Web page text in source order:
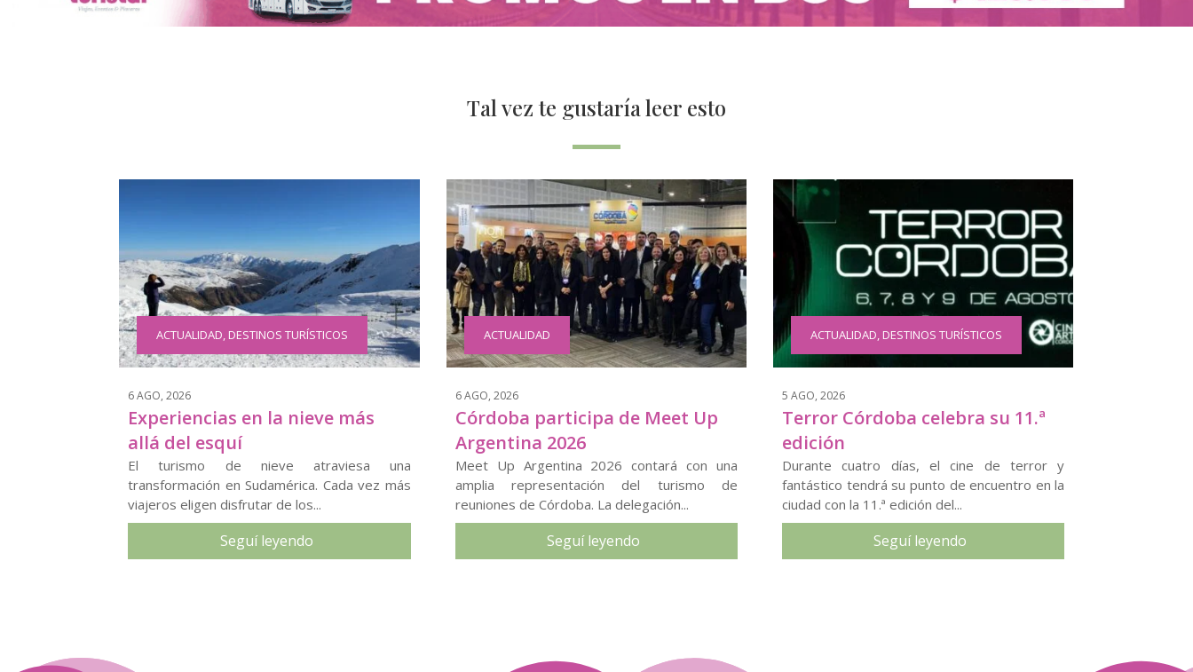
Tal vez te gustaría leer esto
ACTUALIDAD,DESTINOS TURÍSTICOS
6 AGO, 2026
Experiencias en la nieve más
allá del esquí
El turismo de nieve atraviesa una
transformación en Sudamérica. Cada vez más
viajeros eligen disfrutar de los...
Seguí leyendo
ACTUALIDAD
6 AGO, 2026
Córdoba participa de Meet Up
Argentina 2026
Meet Up Argentina 2026 contará con una
amplia representación del turismo de
reuniones de Córdoba. La delegación...
Seguí leyendo
ACTUALIDAD,DESTINOS TURÍSTICOS
5 AGO, 2026
Terror Córdoba celebra su 11.ª
edición
Durante cuatro días, el cine de terror y
fantástico tendrá su punto de encuentro en la
ciudad con la 11.ª edición del...
Seguí leyendo